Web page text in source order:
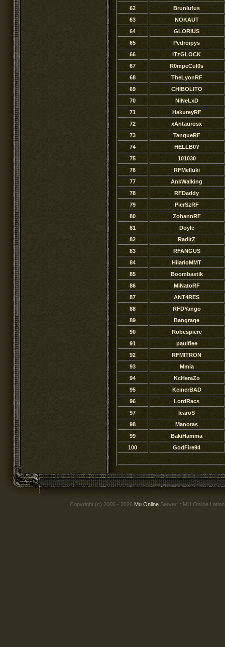
62
Brunlufus
63
NOKAUT
64
GLORIUS
65
Pedroipys
66
iTzGLOCK
67
R0mpeCul0s
68
TheLyonRF
69
CHIBOLITO
70
NiNeLxD
71
HakureyRF
72
xAntaurosx
73
TanqueRF
74
HELLB0Y
75
101030
76
RFMelluki
77
AnkWaIking
78
RFDaddy
79
PierSzRF
80
ZohannRF
81
Doyle
82
RaditZ
83
RFANGUS
84
HilarioMMT
85
Boombastik
86
MiNatoRF
87
ANT4RES
88
RFDYango
89
Bangrage
90
Robespiere
91
paulfiee
92
RFMITRON
93
Mmia
94
KcHeraZo
95
KeinerBAD
96
LordRacs
97
IcaroS
98
Manotas
99
BakiHamma
100
GodFire94
Copyright (c) 2006 - 2026 Mu Online Server .: MU Online